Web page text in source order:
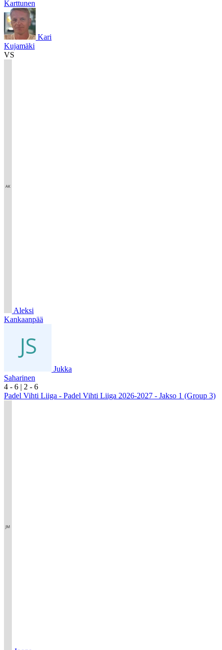
Karttunen
Kari
Kujamäki
VS
Aleksi
Kankaanpää
Jukka
Saharinen
4 - 6 | 2 - 6
Padel Vihti Liiga - Padel Vihti Liiga 2026-2027 - Jakso 1 (Group 3)